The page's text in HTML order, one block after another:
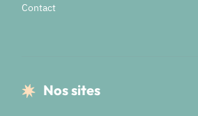
Contact
Nos sites